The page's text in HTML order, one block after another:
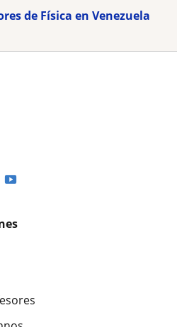
de Física en Venezuela